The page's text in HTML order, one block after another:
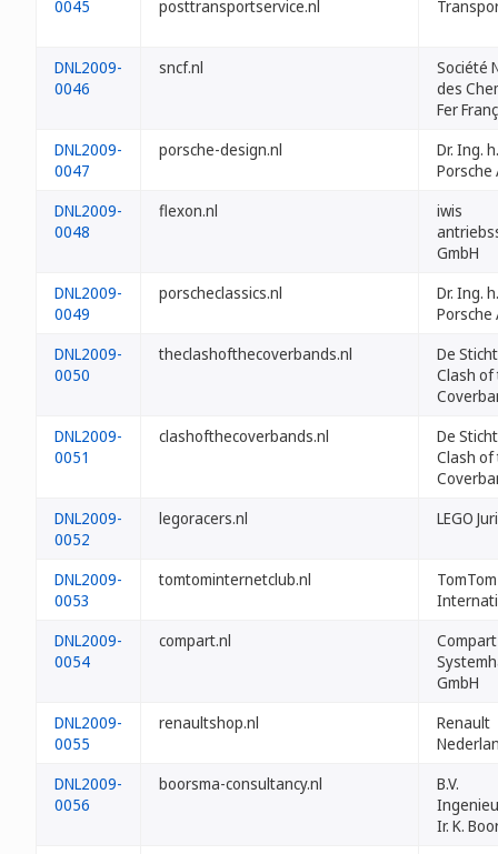
0045 posttransportservice.nl
DNL2009-
0046
sncf.nl
Société
des
Fer
DNL2009-
0047
porsche-design.nl
Dr. Ing.
Porsche
DNL2009-
0048
flexon.nl
iwis
GmbH
DNL2009-
0049
porscheclassics.nl
Dr. Ing.
Porsche
DNL2009-
0050
theclashofthecoverbands.nl
De
Clash of
DNL2009-
0051
clashofthecoverbands.nl
De
Clash of
DNL2009-
0052
legoracers.nl LEGO
DNL2009-
0053
tomtominternetclub.nl
TomTom
DNL2009-
0054
compart.nl
Compart
GmbH
DNL2009-
0055
renaultshop.nl
Renault
DNL2009-
0056
boorsma-consultancy.nl
B.V.
Ir. K.